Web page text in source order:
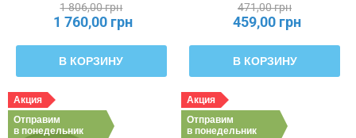
1 806,00 грн
1 760,00 грн
В КОРЗИНУ
471,00 грн
459,00 грн
В КОРЗИНУ
Акция
Отправим
в понедельник
Акция
Отправим
в понедельник